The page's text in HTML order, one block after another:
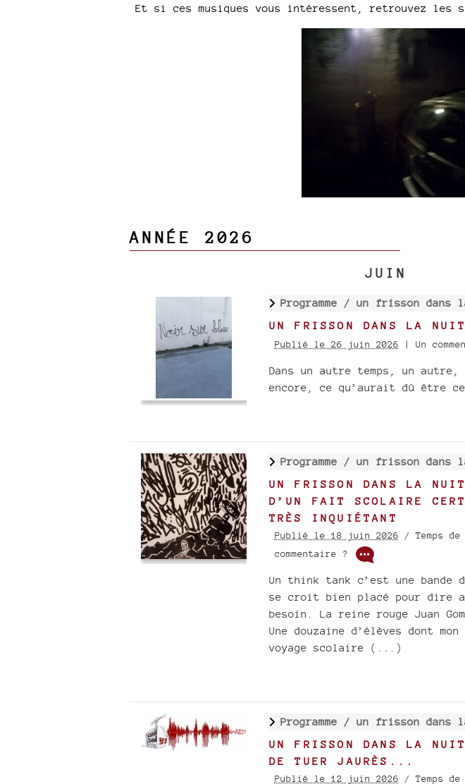
Et si ces musiques vous intéressent, retrouvez les
ANNÉE 2026
JUIN
Programme / un frisson dans
UN FRISSON DANS LA
Publié le 26 juin 2026 | Un
Dans un autre temps, un
encore, ce qu’aurait dû être
Programme / un frisson dans
UN FRISSON DANS LA
D’UN FAIT SCOLAIRE
TRÈS INQUIÉTANT
Publié le 18 juin 2026 / Temps
commentaire ?
Un think tank c’est une
se croit bien placé pour dire
besoin. La reine rouge Juan
Une douzaine d’élèves dont
voyage scolaire (...)
Programme / un frisson dans
UN FRISSON DANS LA
DE TUER JAURÈS...
Publié le 12 juin 2026 / Temps